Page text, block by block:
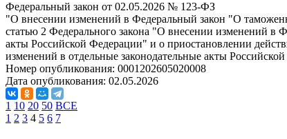
Федеральный закон от 02.05.2026 № 123-ФЗ
"О внесении изменений в Федеральный закон "О
статью 2 Федерального закона "О внесении изменений в
акты Российской Федерации" и о приостановлении
изменений в отдельные законодательные акты
Номер опубликования: 0001202605020008
Дата опубликования: 02.05.2026
1 10 20 50 ВСЕ
1 2 3 4 5 6 7